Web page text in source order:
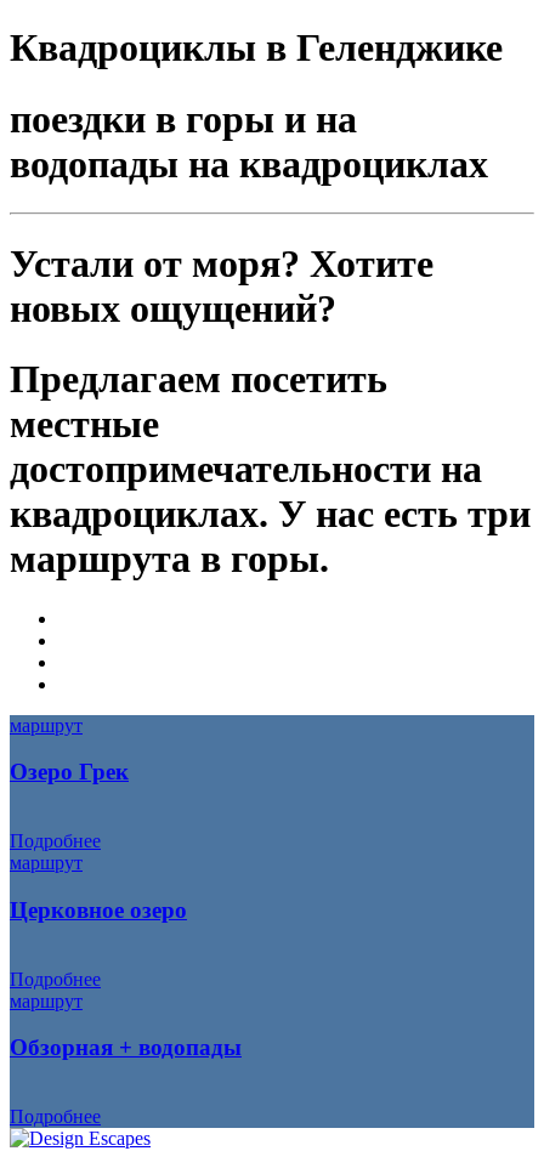
Квадроциклы в Геленджике
поездки в горы и на
водопады на квадроциклах
Устали от моря? Хотите
новых ощущений?
Предлагаем посетить
местные
достопримечательности на
квадроциклах. У нас есть три
маршрута в горы.
маршрут
Озеро Грек
Подробнее
маршрут
Церковное озеро
Подробнее
маршрут
Обзорная + водопады
Подробнее